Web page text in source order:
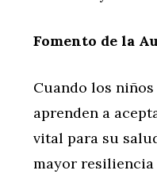
Fomento de la
Cuando los
aprenden a
vital para su
mayor resiliencia